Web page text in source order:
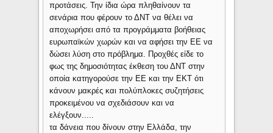
προτάσεις. Την ίδια ώρα πληθαίνουν τα
σενάρια που φέρουν το ΔΝΤ να θέλει να
αποχωρήσει από τα προγράμματα βοήθειας
ευρωπαϊκών χωρών και να αφήσει την ΕΕ να
δώσει λύση στο πρόβλημα. Προχθές είδε το
φως της δημοσιότητας έκθεση του ΔΝΤ στην
οποία κατηγορούσε την ΕΕ και την ΕΚΤ ότι
κάνουν μακρές και πολύπλοκες συζητήσεις
προκειμένου να σχεδιάσουν και να
ελέγξουν.....
τα δάνεια που δίνουν στην Ελλάδα, την